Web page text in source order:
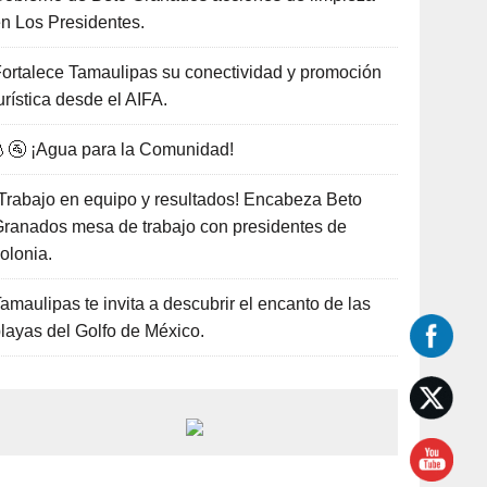
Los Presidentes.
Tamaulipas su conectividad y promoción
desde el AIFA.
¡Agua para la Comunidad!
en equipo y resultados! Encabeza Beto
mesa de trabajo con presidentes de
te invita a descubrir el encanto de las
del Golfo de México.